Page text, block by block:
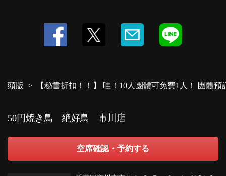
頭版 【秘書折扣！！】 哇！10人團體可免費1人！ 團體預
50円焼き鳥 絶好鳥 市川店
空席確認・予約する